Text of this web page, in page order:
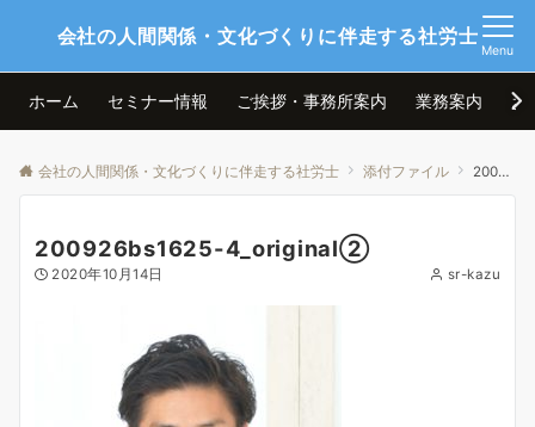
会社の人間関係・文化づくりに伴走する社労士
Menu
ホーム セミナー情報 ご挨拶・事務所案内 業務案内 お
会社の人間関係・文化づくりに伴走する社労士 添付ファイル 200926bs1625-4_original②
200926bs1625-4_original②
2020年10月14日 sr-kazu